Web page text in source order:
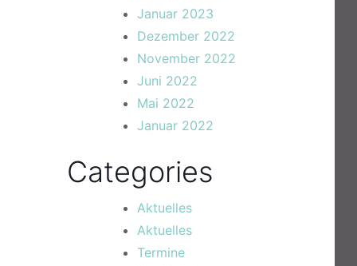
Januar 2023
Dezember 2022
November 2022
Juni 2022
Mai 2022
Januar 2022
Categories
Aktuelles
Aktuelles
Termine